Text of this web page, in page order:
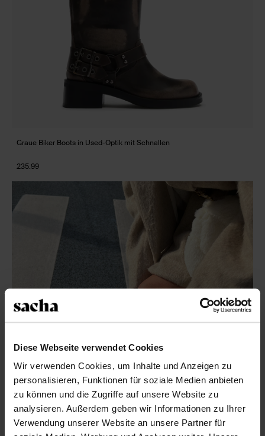
Diese Webseite verwendet Cookies
Wir verwenden Cookies, um Inhalte und Anzeigen zu
personalisieren, Funktionen für soziale Medien anbieten
zu können und die Zugriffe auf unsere Website zu
analysieren. Außerdem geben wir Informationen zu Ihrer
Verwendung unserer Website an unsere Partner für
Graue Biker Boots in Used-Optik mit Schnallen
235.99